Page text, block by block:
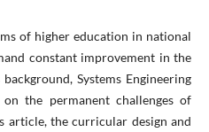
of higher education in national
constant improvement in the
Systems Engineering
the permanent challenges of
article, the curricular design and